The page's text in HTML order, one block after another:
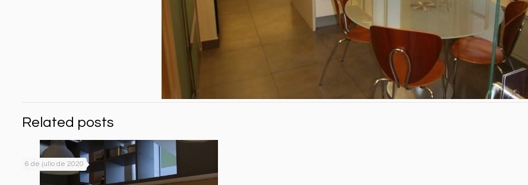
Related posts
6 de julio de 2020